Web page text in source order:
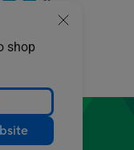
shop